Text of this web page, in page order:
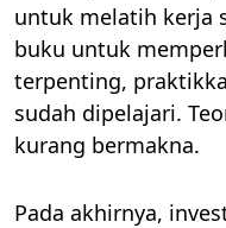
untuk melatih kerja
buku untuk
terpenting,
sudah dipelajari.
kurang bermakna.
Pada akhirnya,